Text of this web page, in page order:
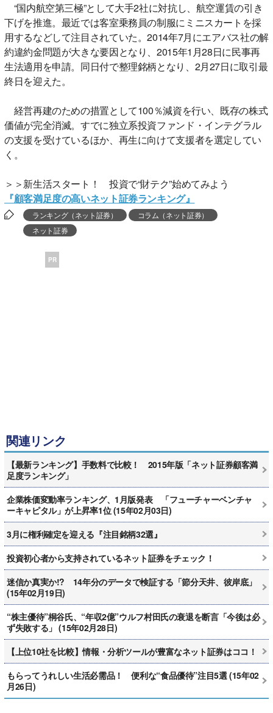
“国内航空第三極”として大手2社に対抗し、航空運賃の引き
下げを推進。最近では客室乗務員の制服にミニスカートを採
用するなどして注目されていた。2014年7月にエアバス社の解
約違約金問題が大きな要因となり、2015年1月28日に民事再
生法適用を申請。同日付で整理銘柄となり、2月27日に取引最
終日を迎えた。
経営再建のための措置として100％減資を行い、既存の株式
価値が完全消滅。すでに独立系投資ファンド・インテグラル
の支援を受けているほか、再生に向けて支援者を選定してい
く。
＞＞新生活スタート！ 投資で“財テク”始めてみよう
『顧客満足度の高いネット証券ランキング』
ランキング（ネット証券）
コラム（ネット証券）
ネット証券
PR
関連リンク
【最新ランキング】手数料で比較！ 2015年版「ネット証券顧客満
足度ランキング」
企業株価変動率ランキング、1月版発表 「フューチャーベンチャ
ーキャピタル」が上昇率1位 (15年02月03日)
3月に権利確定を迎える『注目銘柄32選』
投資初心者から支持されているネット証券をチェック！
迷信か真実か!? 14年分のデータで検証する「節分天井、彼岸底」
(15年02月19日)
“株主優待”桐谷氏、“年収2億”ウルフ村田氏の衰退を断言「今後は必
ず失敗する」 (15年02月28日)
【上位10社を比較】情報・分析ツールが豊富なネット証券はココ！
もらってうれしい生活必需品！ 便利な“食品優待”注目5選 (15年02
月26日)